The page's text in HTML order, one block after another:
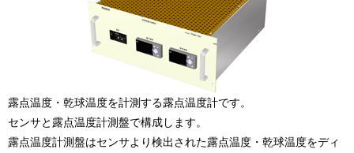
露点温度・乾球温度を計測する露点温度計です。
センサと露点温度計測盤で構成します。
露点温度計測盤はセンサより検出された露点温度・乾球温度をディ